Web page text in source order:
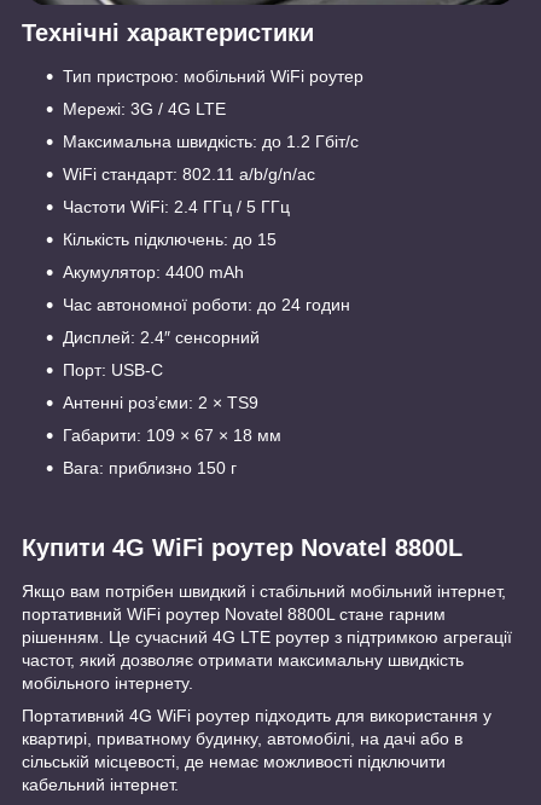
Технічні характеристики
Тип пристрою: мобільний WiFi роутер
Мережі: 3G / 4G LTE
Максимальна швидкість: до 1.2 Гбіт/с
WiFi стандарт: 802.11 a/b/g/n/ac
Частоти WiFi: 2.4 ГГц / 5 ГГц
Кількість підключень: до 15
Акумулятор: 4400 mAh
Час автономної роботи: до 24 годин
Дисплей: 2.4″ сенсорний
Порт: USB-C
Антенні роз’єми: 2 × TS9
Габарити: 109 × 67 × 18 мм
Вага: приблизно 150 г
Купити 4G WiFi роутер Novatel 8800L
Якщо вам потрібен швидкий і стабільний мобільний інтернет,
портативний WiFi роутер Novatel 8800L стане гарним
рішенням. Це сучасний 4G LTE роутер з підтримкою агрегації
частот, який дозволяє отримати максимальну швидкість
мобільного інтернету.
Портативний 4G WiFi роутер підходить для використання у
квартирі, приватному будинку, автомобілі, на дачі або в
сільській місцевості, де немає можливості підключити
кабельний інтернет.